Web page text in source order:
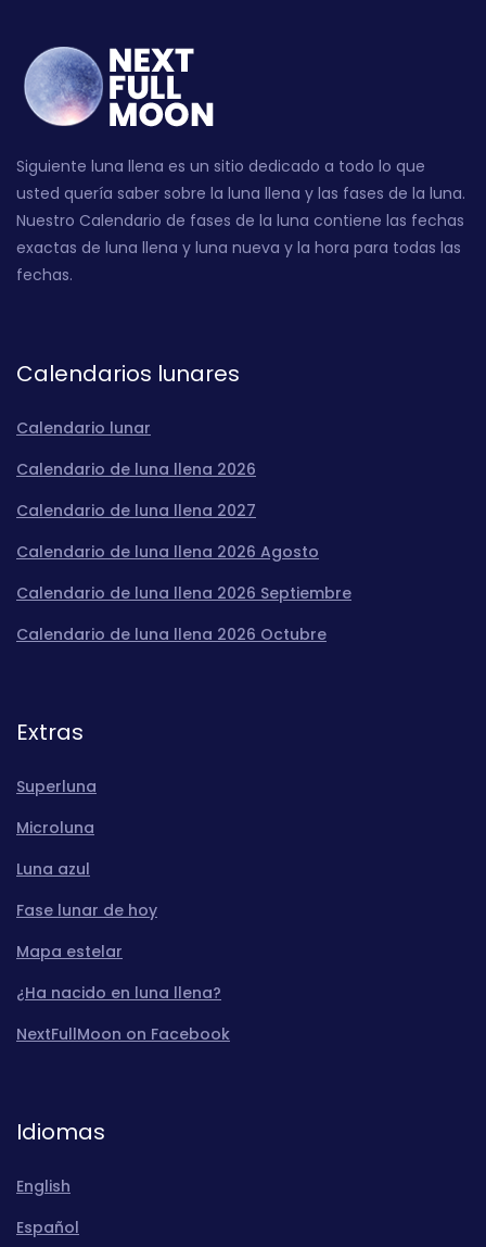
Siguiente luna llena es un sitio dedicado a todo lo que
usted quería saber sobre la luna llena y las fases de la luna.
Nuestro Calendario de fases de la luna contiene las fechas
exactas de luna llena y luna nueva y la hora para todas las
fechas.
Calendarios lunares
Calendario lunar
Calendario de luna llena 2026
Calendario de luna llena 2027
Calendario de luna llena 2026 Agosto
Calendario de luna llena 2026 Septiembre
Calendario de luna llena 2026 Octubre
Extras
Superluna
Microluna
Luna azul
Fase lunar de hoy
Mapa estelar
¿Ha nacido en luna llena?
NextFullMoon on Facebook
Idiomas
English
Español